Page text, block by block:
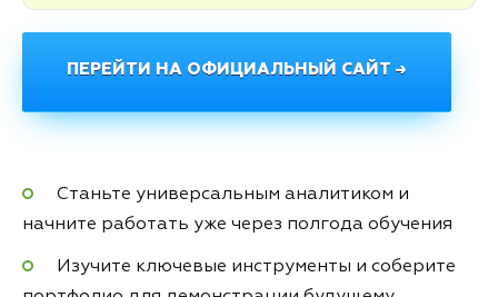
ПЕРЕЙТИ НА ОФИЦИАЛЬНЫЙ САЙТ →
Станьте универсальным аналитиком и
начните работать уже через полгода обучения
Изучите ключевые инструменты и соберите